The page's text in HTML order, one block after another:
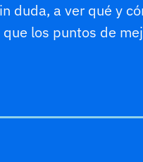
duda, a ver qué y
que los puntos de